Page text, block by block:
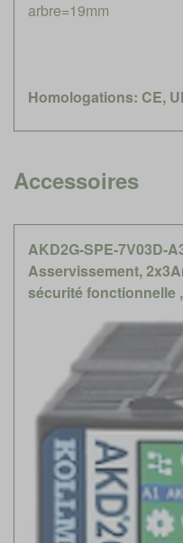
arbre=19mm
Homologations: CE,
Accessoires
AKD2G-SPE-7V03D-
Asservissement,
sécurité fonctionnelle